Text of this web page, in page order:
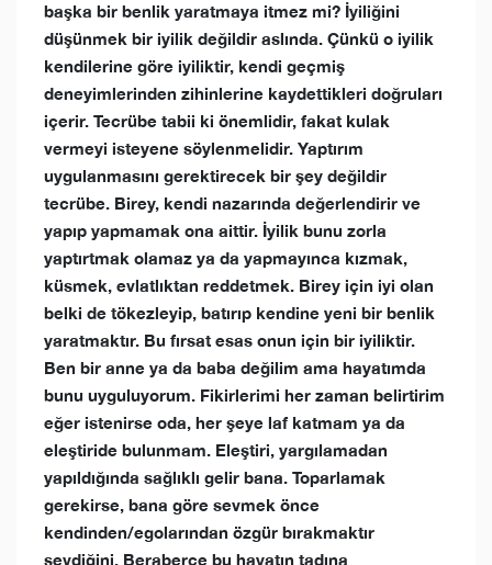
başka bir benlik yaratmaya itmez mi? İyiliğini
düşünmek bir iyilik değildir aslında. Çünkü o iyilik
kendilerine göre iyiliktir, kendi geçmiş
deneyimlerinden zihinlerine kaydettikleri doğruları
içerir. Tecrübe tabii ki önemlidir, fakat kulak
vermeyi isteyene söylenmelidir. Yaptırım
uygulanmasını gerektirecek bir şey değildir
tecrübe. Birey, kendi nazarında değerlendirir ve
yapıp yapmamak ona aittir. İyilik bunu zorla
yaptırtmak olamaz ya da yapmayınca kızmak,
küsmek, evlatlıktan reddetmek. Birey için iyi olan
belki de tökezleyip, batırıp kendine yeni bir benlik
yaratmaktır. Bu fırsat esas onun için bir iyiliktir.
Ben bir anne ya da baba değilim ama hayatımda
bunu uyguluyorum. Fikirlerimi her zaman belirtirim
eğer istenirse oda, her şeye laf katmam ya da
eleştiride bulunmam. Eleştiri, yargılamadan
yapıldığında sağlıklı gelir bana. Toparlamak
gerekirse, bana göre sevmek önce
kendinden/egolarından özgür bırakmaktır
sevdiğini. Beraberce bu hayatın tadına